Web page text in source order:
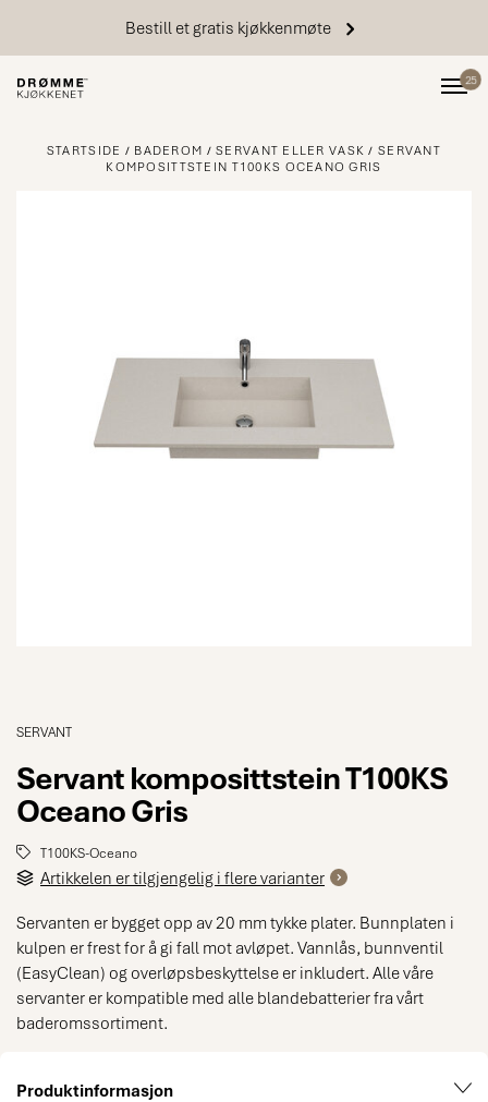
Bestill et gratis kjøkkenmøte
25
STARTSIDE BADEROM SERVANT ELLER VASK
SERVANT
KOMPOSITTSTEIN T100KS OCEANO GRIS
SERVANT
Servant komposittstein T100KS
Oceano Gris
T100KS-Oceano
Artikkelen er tilgjengelig i flere varianter
Servanten er bygget opp av 20 mm tykke plater. Bunnplaten i
kulpen er frest for å gi fall mot avløpet. Vannlås, bunnventil
(EasyClean) og overløpsbeskyttelse er inkludert. Alle våre
servanter er kompatible med alle blandebatterier fra vårt
baderomssortiment.
Produktinformasjon